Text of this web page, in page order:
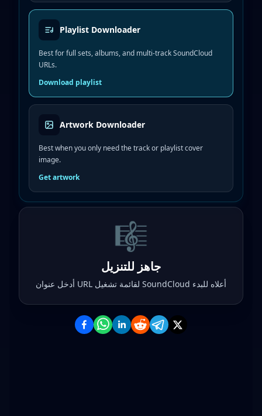
Playlist Downloader
Best for full sets, albums, and multi-track SoundCloud
URLs.
Download playlist
Artwork Downloader
Best when you only need the track or playlist cover
image.
Get artwork
🎼
جاهز للتنزيل
أدخل عنوان URL لقائمة تشغيل SoundCloud أعلاه للبدء